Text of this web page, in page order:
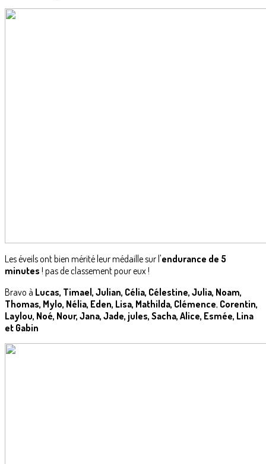
Les éveils ont bien mérité leur médaille sur l'endurance de 5
minutes ! pas de classement pour eux !
Bravo à Lucas, Timael, Julian, Célia, Célestine, Julia, Noam,
Thomas, Mylo, Nélia, Eden, Lisa, Mathilda, Clémence, Corentin,
Laylou, Noé, Nour, Jana, Jade, jules, Sacha, Alice, Esmée, Lina
et Gabin